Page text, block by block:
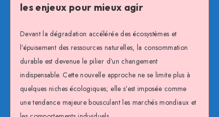
les enjeux pour mieux agir
Devant la dégradation accélérée des écosystèmes et
l’épuisement des ressources naturelles, la consommation
durable est devenue le pilier d’un changement
indispensable. Cette nouvelle approche ne se limite plus à
quelques niches écologiques; elle s’est imposée comme
une tendance majeure bousculant les marchés mondiaux et